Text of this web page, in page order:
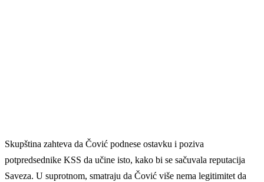
Skupština zahteva da Čović podnese ostavku i poziva
potpredsednike KSS da učine isto, kako bi se sačuvala reputacija
Saveza. U suprotnom, smatraju da Čović više nema legitimitet da